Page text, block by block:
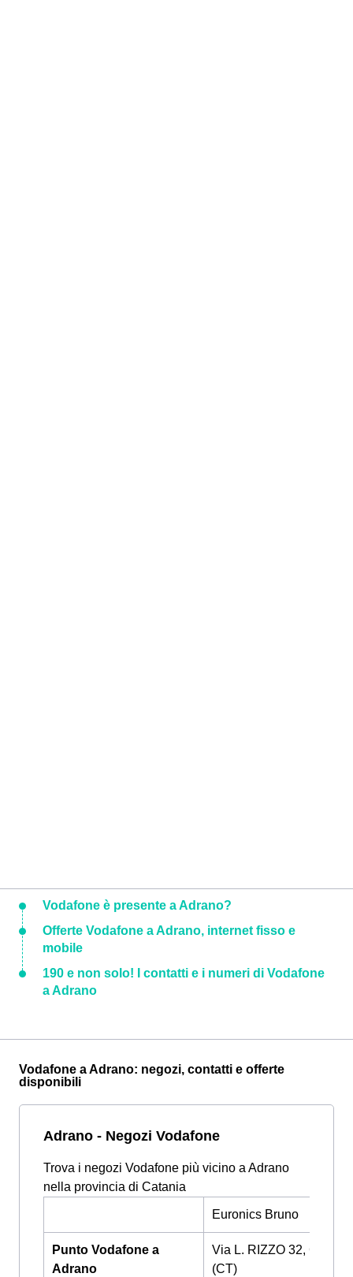
Vodafone è presente a Adrano?
Offerte Vodafone a Adrano, internet fisso e
mobile
190 e non solo! I contatti e i numeri di Vodafone
a Adrano
Vodafone a Adrano: negozi, contatti e offerte
disponibili
Adrano - Negozi Vodafone
Trova i negozi Vodafone più vicino a Adrano
nella provincia di Catania
Euronics Bruno
Punto Vodafone a
Adrano
Via L. RIZZO 32,
(CT)